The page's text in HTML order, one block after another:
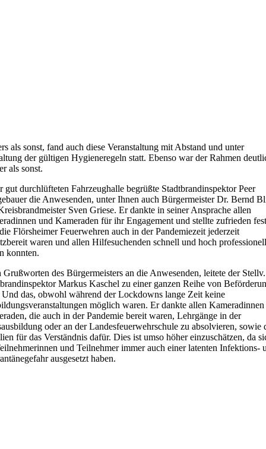
als sonst, fand auch diese Veranstaltung mit Abstand und unter
der gültigen Hygieneregeln statt. Ebenso war der Rahmen
als sonst.
gut durchlüfteten Fahrzeughalle begrüßte Stadtbrandinspektor Peer
die Anwesenden, unter Ihnen auch Bürgermeister Dr. Bernd
Sven Griese. Er dankte in seiner Ansprache allen
und Kameraden für ihr Engagement und stellte zufrieden
Flörsheimer Feuerwehren auch in der Pandemiezeit jederzeit
waren und allen Hilfesuchenden schnell und hoch professionell
konnten.
Grußworten des Bürgermeisters an die Anwesenden, leitete der Stellv.
Markus Kaschel zu einer ganzen Reihe von
Und das, obwohl während der Lockdowns lange Zeit keine
möglich waren. Er dankte allen
die auch in der Pandemie bereit waren, Lehrgänge in der
oder an der Landesfeuerwehrschule zu absolvieren, sowie
für das Verständnis dafür. Dies ist umso höher einzuschätzen, da
und Teilnehmer immer auch einer latenten Infektions-
ausgesetzt haben.